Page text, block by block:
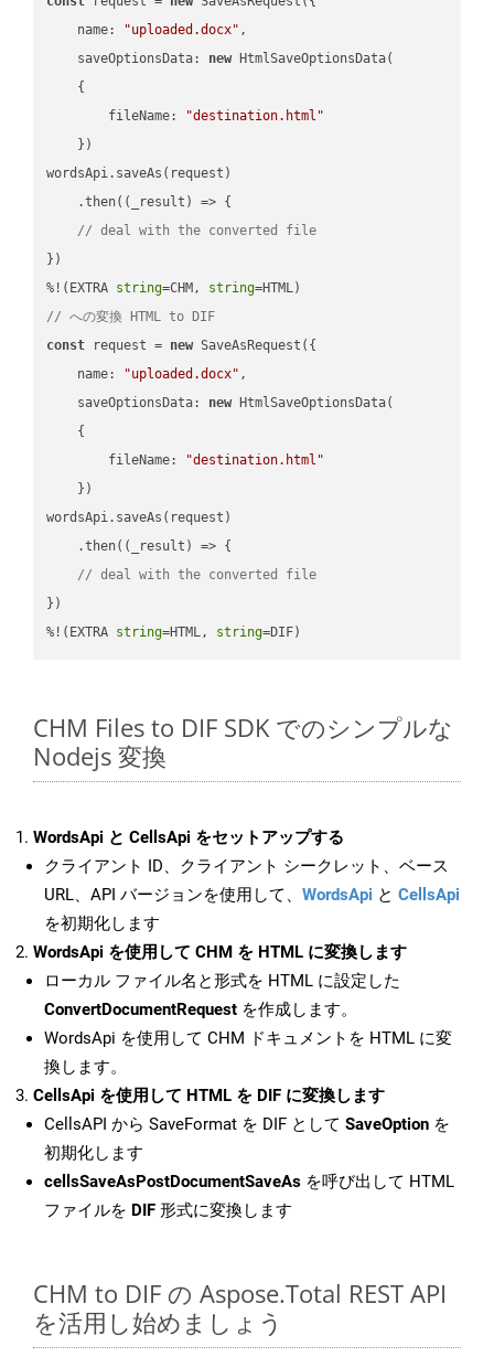
name: "uploaded.docx" ,
saveOptionsData: new HtmlSaveOptionsData(
    {
fileName:
"destination.html"
    })
wordsApi.saveAs(request)
    .then(
( _result ) => {
// deal with the converted file
})
%!(EXTRA string=CHM, string
// への変換 HTML to DIF
const request = new SaveAsRequest({
name: "uploaded.docx" ,
saveOptionsData: new HtmlSaveOptionsData(
    {
fileName:
"destination.html"
    })
wordsApi.saveAs(request)
    .then(
( _result ) => {
// deal with the converted file
})
%!(EXTRA string=HTML, string=DIF)
CHM Files to DIF SDK でのシンプルな
Nodejs 変換
WordsApi と CellsApi をセットアップする
クライアント ID、クライアント シークレット、ベース
URL、API バージョンを使用して、 WordsApi と CellsApi
を初期化します
WordsApi を使用して CHM を HTML に変換します
ローカル ファイル名と形式を HTML に設定した
ConvertDocumentRequest を作成します。
WordsApi を使用して CHM ドキュメントを HTML に変
換します。
CellsApi を使用して HTML を DIF に変換します
CellsAPI から SaveFormat を DIF として SaveOption を
初期化します
cellsSaveAsPostDocumentSaveAs を呼び出して HTML
ファイルを DIF 形式に変換します
CHM to DIF の Aspose.Total REST API
を活用し始めましょう